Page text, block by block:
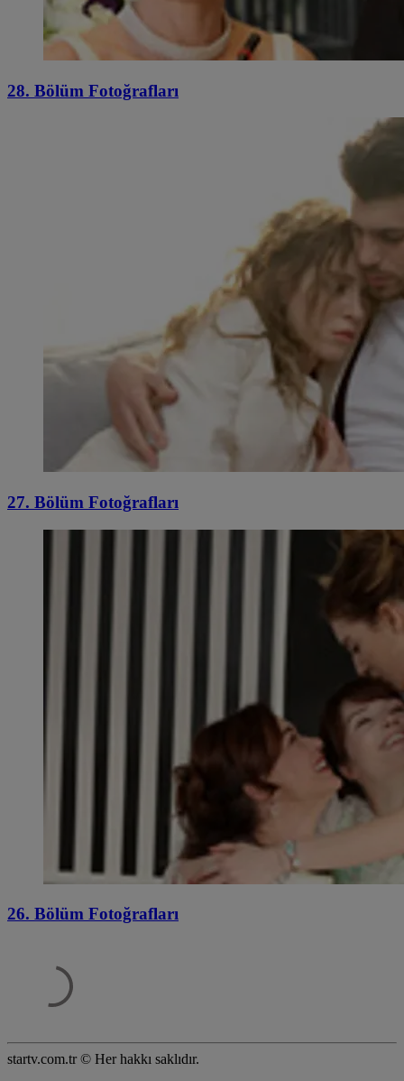
28. Bölüm Fotoğrafları
27. Bölüm Fotoğrafları
26. Bölüm Fotoğrafları
startv.com.tr © Her hakkı saklıdır.